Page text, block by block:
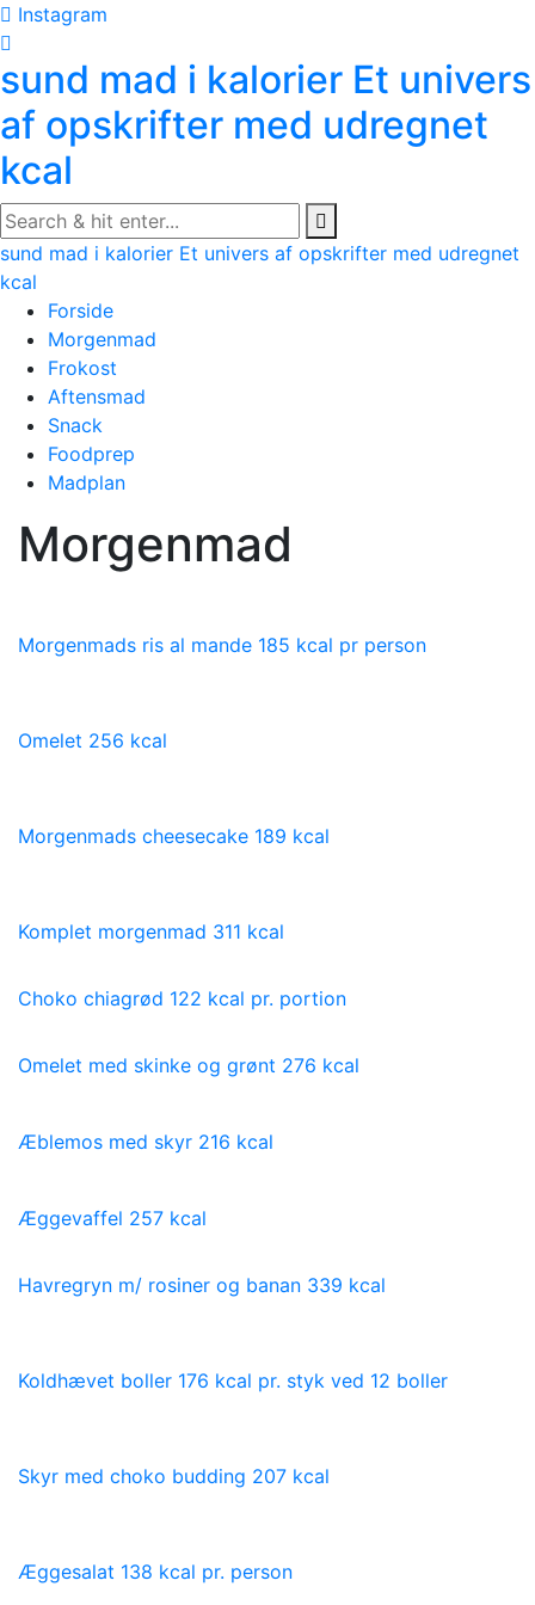
Skip
to
content
Instagram
sund mad i kalorier Et univers
af opskrifter med udregnet
kcal
sund mad i kalorier Et univers af opskrifter med udregnet
kcal
Forside
Morgenmad
Frokost
Aftensmad
Snack
Foodprep
Madplan
Morgenmad
Morgenmads ris al mande 185 kcal pr person
Omelet 256 kcal
Morgenmads cheesecake 189 kcal
Komplet morgenmad 311 kcal
Choko chiagrød 122 kcal pr. portion
Omelet med skinke og grønt 276 kcal
Æblemos med skyr 216 kcal
Æggevaffel 257 kcal
Havregryn m/ rosiner og banan 339 kcal
Koldhævet boller 176 kcal pr. styk ved 12 boller
Skyr med choko budding 207 kcal
Æggesalat 138 kcal pr. person